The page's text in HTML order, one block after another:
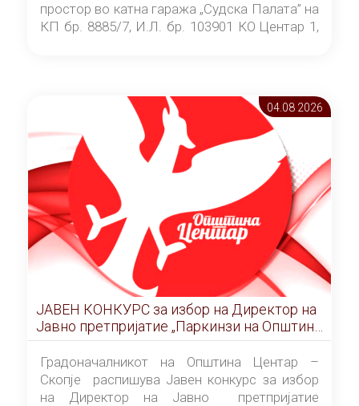
простор во катна гаража „Судска Палата” на
КП бр. 8885/7, И.Л. бр. 103901 КО Центар 1,
Скопје” број 9/2026), за времетраење од 3
(три) години од денот на потпишувањето на
Договорот за закуп со најповолниот
понудувач.
04.08 2026
ЈАВЕН КОНКУРС за избор на Директор на
Јавно претпријатие „Паркинзи на Општина
Центар“ – Скопје
Градоначалникот на Општина Центар –
Скопје распишува Јавен конкурс за избор
на Директор на Јавно претпријатие